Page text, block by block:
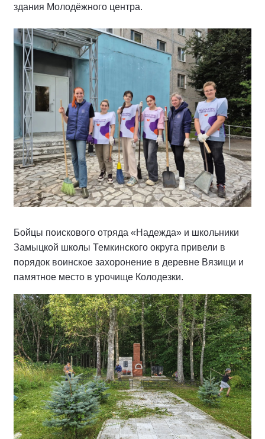
здания Молодёжного центра.
Бойцы поискового отряда «Надежда» и школьники
Замыцкой школы Темкинского округа привели в
порядок воинское захоронение в деревне Вязищи и
памятное место в урочище Колодезки.